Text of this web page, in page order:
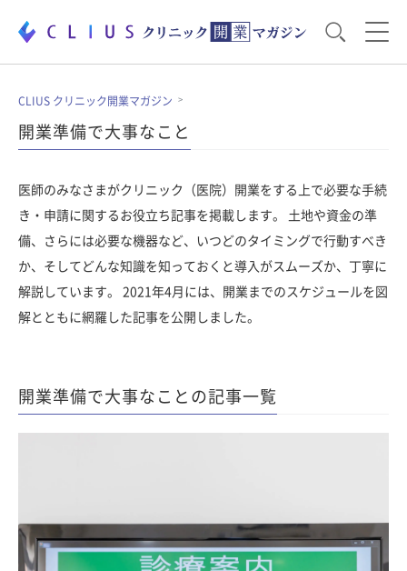
お役立ち資料
集患のコツ セミナー
CLIUS クリニック開業マガジン
開業準備で大事なこと
医師のみなさまがクリニック（医院）開業をする上で必要な手続
き・申請に関するお役立ち記事を掲載します。 土地や資金の準
備、さらには必要な機器など、いつどのタイミングで行動すべき
か、そしてどんな知識を知っておくと導入がスムーズか、丁寧に
解説しています。 2021年4月には、開業までのスケジュールを図
解とともに網羅した記事を公開しました。
開業準備で大事なことの記事一覧